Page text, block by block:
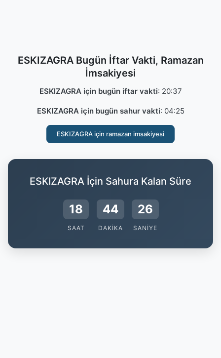
ESKIZAGRA Bugün İftar Vakti, Ramazan
İmsakiyesi
ESKIZAGRA için bugün iftar vakti: 20:37
ESKIZAGRA için bugün sahur vakti: 04:25
ESKIZAGRA için ramazan imsakiyesi
ESKIZAGRA İçin Sahura Kalan Süre
18
SAAT
44
DAKIKA
25
SANIYE